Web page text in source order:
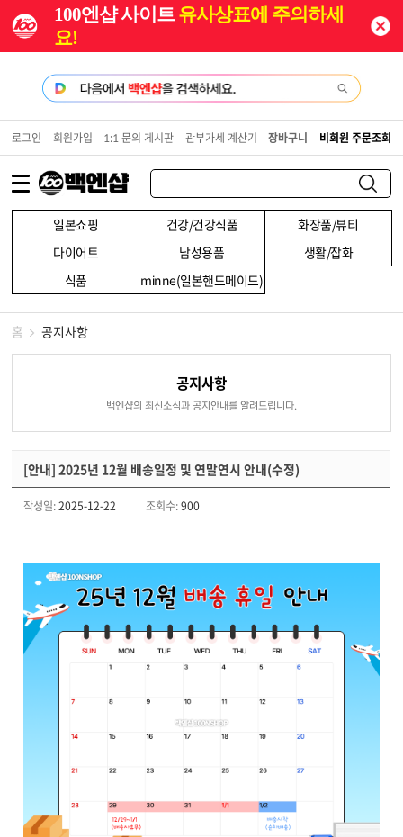
100엔샵 사이트유사상표에 주의하세
요!
일본쇼핑 건강/건강식품
화장품/뷰티
다이어트
남성용품
생활/잡화
식품
minne(일본핸드메이드)
로그인 회원가입 1:1 문의 게시판 관부가세 계산기 장바구니 비회원 주문조회
홈 공지사항
공지사항
백엔샵의 최신소식과 공지안내를 알려드립니다.
[안내] 2025년 12월 배송일정 및 연말연시 안내(수정)
작성일:2025-12-22 조회수:900